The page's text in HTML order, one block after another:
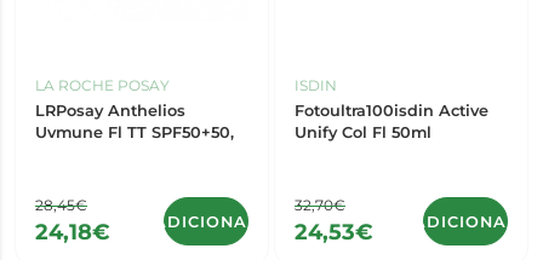
LA ROCHE POSAY
LRPosay Anthelios
Uvmune Fl TT SPF50+50,
28,45€
24,18€ ADICIONAR
ISDIN
Fotoultra100isdin Active
Unify Col Fl 50ml
32,70€
24,53€ ADICIONAR